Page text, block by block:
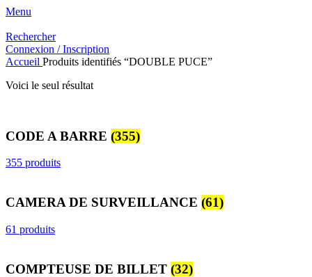
Menu
Rechercher
Connexion / Inscription
Accueil Produits identifiés “DOUBLE PUCE”
Voici le seul résultat
CODE A BARRE (355)
355 produits
CAMERA DE SURVEILLANCE (61)
61 produits
COMPTEUSE DE BILLET (32)